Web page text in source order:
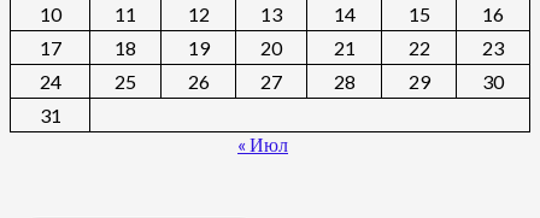
10
11 12 13 14 15
16
17
18 19 20 21 22
23
24
25 26 27 28 29
30
31
« Июл